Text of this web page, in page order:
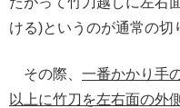
ける)というのが通常の切
その際、 一番かかり手
以上に竹刀を左右面の外